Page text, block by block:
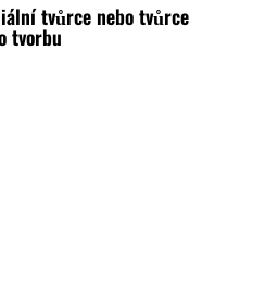
tvůrce nebo tvůrce
tvorbu